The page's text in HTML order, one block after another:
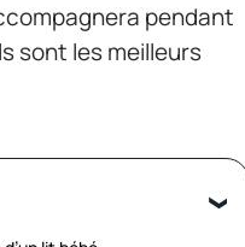
pendant
sont les meilleurs